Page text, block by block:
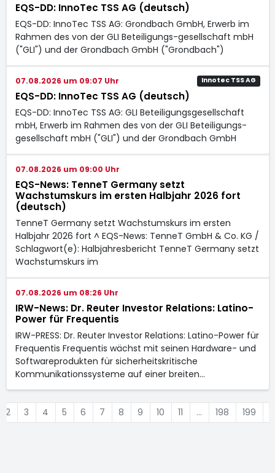
EQS-DD: InnoTec TSS AG (deutsch)
EQS-DD: InnoTec TSS AG: Grondbach GmbH, Erwerb im
Rahmen des von der GLI Beteiligungs-gesellschaft mbH
("GLI") und der Grondbach GmbH ("Grondbach")
07.08.2026 um 09:07 Uhr Innotec TSS AG
EQS-DD: InnoTec TSS AG (deutsch)
EQS-DD: InnoTec TSS AG: GLI Beteiligungsgesellschaft
mbH, Erwerb im Rahmen des von der GLI Beteiligungs-
gesellschaft mbH ("GLI") und der Grondbach GmbH
07.08.2026 um 09:00 Uhr
EQS-News: TenneT Germany setzt
Wachstumskurs im ersten Halbjahr 2026 fort
(deutsch)
TenneT Germany setzt Wachstumskurs im ersten
Halbjahr 2026 fort ^ EQS-News: TenneT GmbH & Co. KG /
Schlagwort(e): Halbjahresbericht TenneT Germany setzt
Wachstumskurs im
07.08.2026 um 08:26 Uhr
IRW-News: Dr. Reuter Investor Relations: Latino-
Power für Frequentis
IRW-PRESS: Dr. Reuter Investor Relations: Latino-Power für
Frequentis Frequentis wächst mit seinen Hardware- und
Softwareprodukten für sicherheitskritische
Kommunikationssysteme auf einer breiten…
2 3 4 5 6 7 8 9 10 11 … 198 199